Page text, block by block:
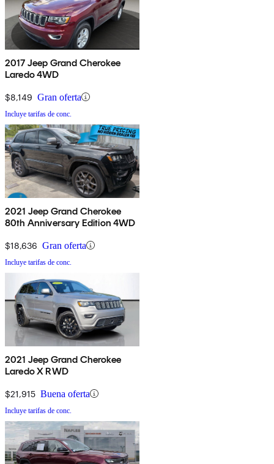
2017 Jeep Grand Cherokee
Laredo 4WD
$8,149 Gran oferta
Incluye tarifas de conc.
2021 Jeep Grand Cherokee
80th Anniversary Edition 4WD
$18,636 Gran oferta
Incluye tarifas de conc.
2021 Jeep Grand Cherokee
Laredo X RWD
$21,915 Buena oferta
Incluye tarifas de conc.